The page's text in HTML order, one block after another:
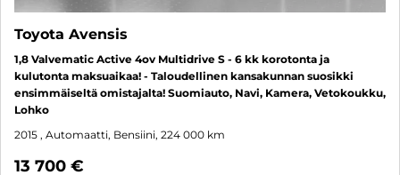
Toyota Avensis
1,8 Valvematic Active 4ov Multidrive S - 6 kk korotonta ja
kulutonta maksuaikaa! - Taloudellinen kansakunnan suosikki
ensimmäiseltä omistajalta! Suomiauto, Navi, Kamera, Vetokoukku,
Lohko
2015 , Automaatti, Bensiini, 224 000 km
13 700 €